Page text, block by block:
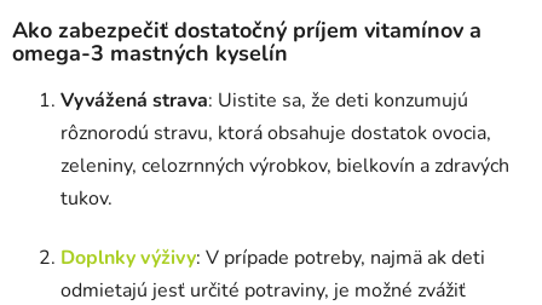
Ako zabezpečiť dostatočný príjem vitamínov a
omega-3 mastných kyselín
Vyvážená strava: Uistite sa, že deti konzumujú
rôznorodú stravu, ktorá obsahuje dostatok ovocia,
zeleniny, celozrnných výrobkov, bielkovín a zdravých
tukov.
Doplnky výživy: V prípade potreby, najmä ak deti
odmietajú jesť určité potraviny, je možné zvážiť